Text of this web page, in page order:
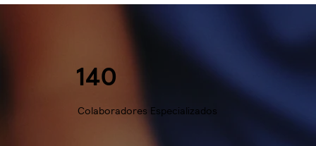
140
Colaboradores Especializados